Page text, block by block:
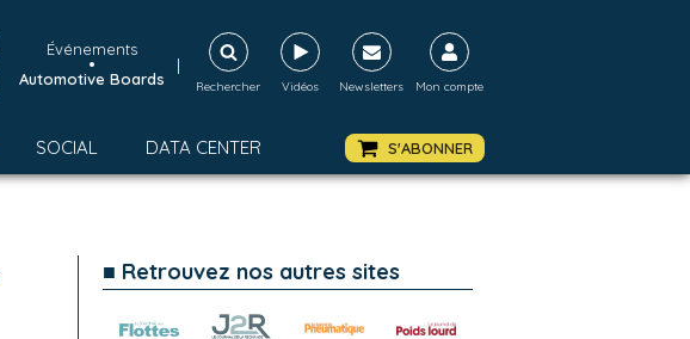
Événements
•
Automotive Boards
|
Rechercher Vidéos Newsletters Mon compte
SOCIAL DATA CENTER S'ABONNER
■ Retrouvez nos autres sites